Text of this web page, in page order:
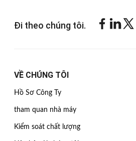
Đi theo chúng tôi.
VỀ CHÚNG TÔI
Hồ Sơ Công Ty
tham quan nhà máy
Kiểm soát chất lượng